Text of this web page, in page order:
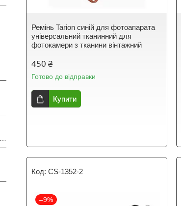
Ремінь Tarion синій для фотоапарата
універсальний тканинний для
фотокамери з тканини вінтажний
450 ₴
Готово до відправки
Купити
CS-1352-2
–9%